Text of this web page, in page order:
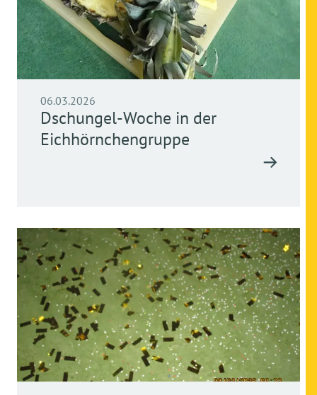
06.03.2026
Dschungel-Woche in der
Eichhörnchengruppe